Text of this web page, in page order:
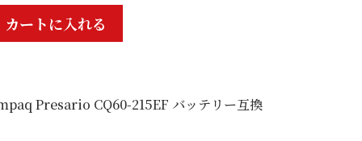
カートに入れる
Presario CQ60-215EF バッテリー互換